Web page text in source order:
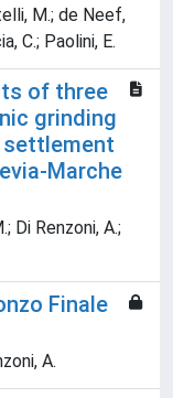
M.; de Neef,
C.; Paolini, E.
of three
grinding
settlement
Marche
Di Renzoni, A.;
Finale
A.